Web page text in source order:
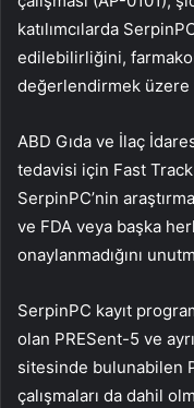
katılımcılarda
edilebilirliğini,
değerlendirmek üzere
ABD Gıda ve İlaç
tedavisi için Fast
SerpinPC’nin
ve FDA veya başka
onaylanmadığını
SerpinPC kayıt
olan PRESent-5 ve
sitesinde bulunabilen
çalışmaları da dahil